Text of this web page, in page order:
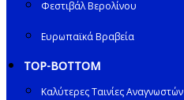
Φεστιβάλ Βερολίνου
Ευρωπαϊκά Βραβεία
TOP-BOTTOM
Καλύτερες Ταινίες Αναγνωστών